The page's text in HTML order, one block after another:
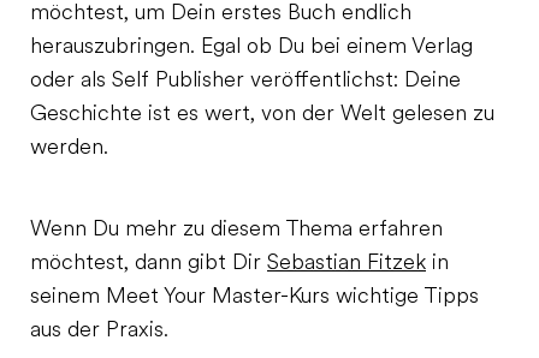
möchtest, um Dein erstes Buch endlich
herauszubringen. Egal ob Du bei einem Verlag
oder als Self Publisher veröffentlichst: Deine
Geschichte ist es wert, von der Welt gelesen zu
werden.
Wenn Du mehr zu diesem Thema erfahren
möchtest, dann gibt Dir Sebastian Fitzek in
seinem Meet Your Master-Kurs wichtige Tipps
aus der Praxis.